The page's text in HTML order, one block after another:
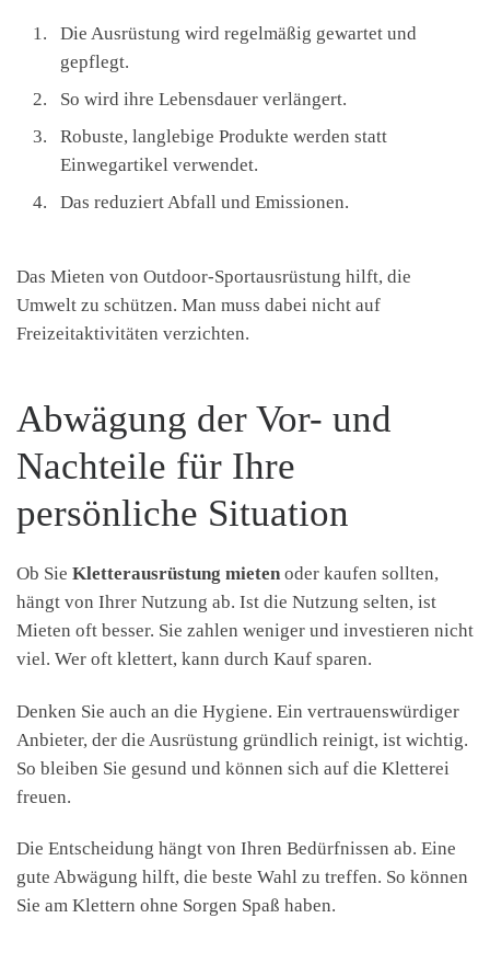
Die Ausrüstung wird regelmäßig gewartet und
gepflegt.
So wird ihre Lebensdauer verlängert.
Robuste, langlebige Produkte werden statt
Einwegartikel verwendet.
Das reduziert Abfall und Emissionen.
Das Mieten von Outdoor-Sportausrüstung hilft, die
Umwelt zu schützen. Man muss dabei nicht auf
Freizeitaktivitäten verzichten.
Abwägung der Vor- und
Nachteile für Ihre
persönliche Situation
Ob Sie Kletterausrüstung mieten oder kaufen sollten,
hängt von Ihrer Nutzung ab. Ist die Nutzung selten, ist
Mieten oft besser. Sie zahlen weniger und investieren nicht
viel. Wer oft klettert, kann durch Kauf sparen.
Denken Sie auch an die Hygiene. Ein vertrauenswürdiger
Anbieter, der die Ausrüstung gründlich reinigt, ist wichtig.
So bleiben Sie gesund und können sich auf die Kletterei
freuen.
Die Entscheidung hängt von Ihren Bedürfnissen ab. Eine
gute Abwägung hilft, die beste Wahl zu treffen. So können
Sie am Klettern ohne Sorgen Spaß haben.